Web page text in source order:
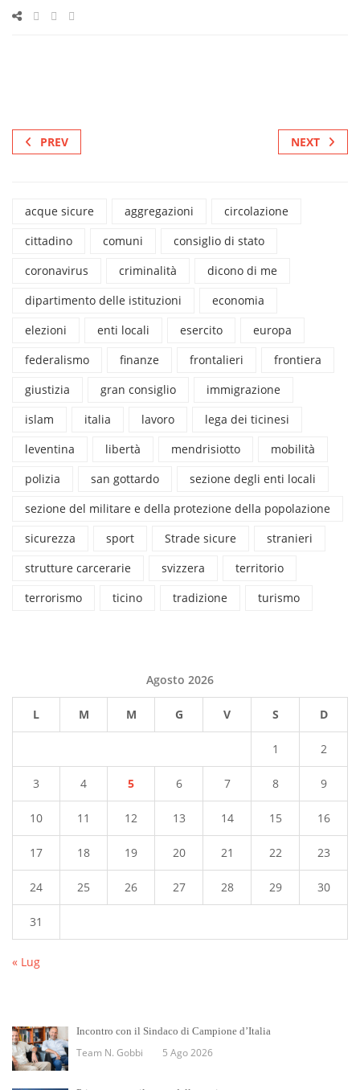
PREV NEXT
acque sicure aggregazioni
circolazione
cittadino
comuni
consiglio di stato
coronavirus
criminalità
dicono di me
dipartimento delle istituzioni
economia
elezioni
enti locali esercito
europa
federalismo
finanze frontalieri
frontiera
giustizia
gran consiglio
immigrazione
islam
italia lavoro
lega dei ticinesi
leventina
libertà mendrisiotto
mobilità
polizia
san gottardo
sezione degli enti locali
sezione del militare e della protezione della popolazione
sicurezza
sport Strade sicure
stranieri
strutture carcerarie
svizzera
territorio
terrorismo
ticino tradizione turismo
Agosto 2026
L M M G V S D
1 2
3 4 5 6 7 8 9
10 11 12 13 14 15 16
17 18 19 20 21 22 23
24 25 26 27 28 29 30
31
« Lug
Incontro con il Sindaco di Campione d’Italia
Team N. Gobbi 5 Ago 2026